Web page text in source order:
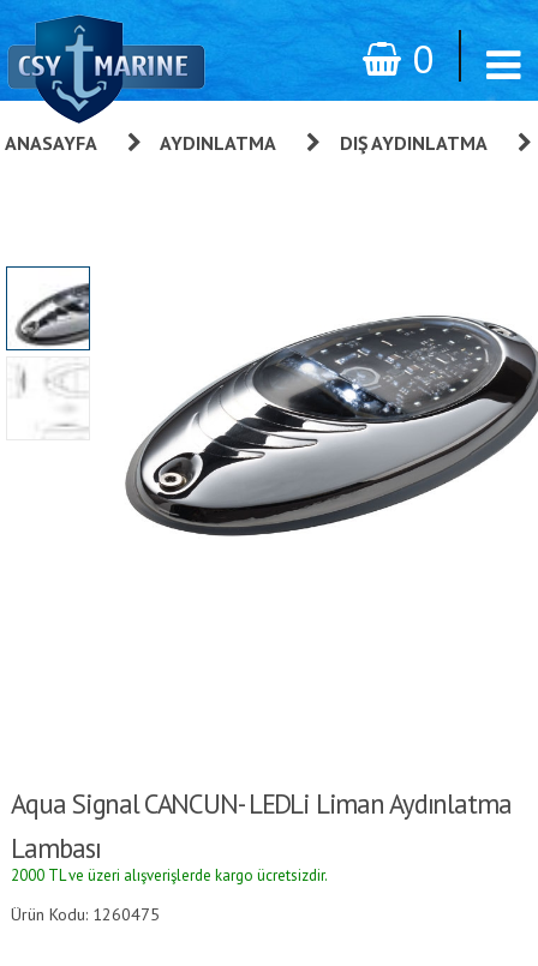
0
ANASAYFA »AYDINLATMA
DIŞ AYDINLATMA
Aqua Signal CANCUN- LEDli Liman Aydınlatma
Lambası
2000 TL ve üzeri alışverişlerde kargo ücretsizdir.
Ürün Kodu: 1260475